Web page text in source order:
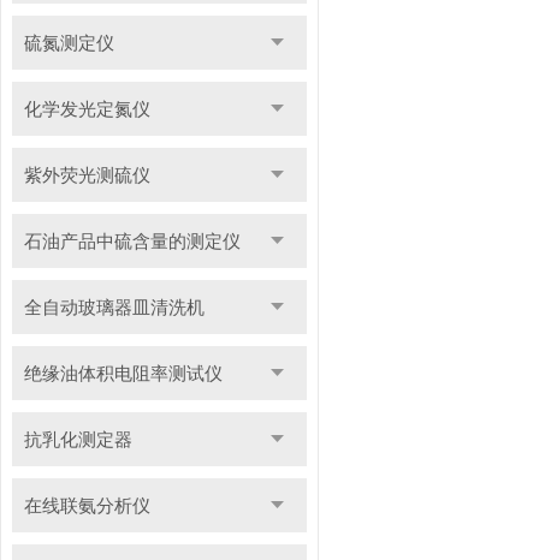
硫氮测定仪
化学发光定氮仪
紫外荧光测硫仪
石油产品中硫含量的测定仪
全自动玻璃器皿清洗机
绝缘油体积电阻率测试仪
抗乳化测定器
在线联氨分析仪